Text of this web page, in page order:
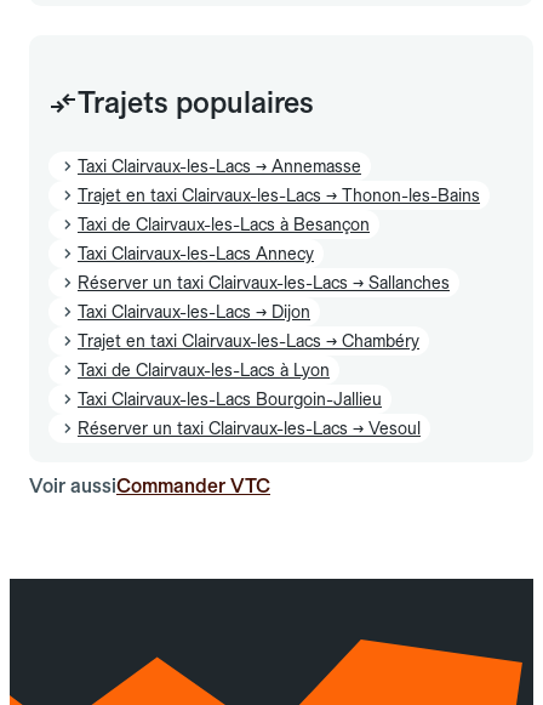
Trajets populaires
Taxi Clairvaux-les-Lacs → Annemasse
Trajet en taxi Clairvaux-les-Lacs → Thonon-les-Bains
Taxi de Clairvaux-les-Lacs à Besançon
Taxi Clairvaux-les-Lacs Annecy
Réserver un taxi Clairvaux-les-Lacs → Sallanches
Taxi Clairvaux-les-Lacs → Dijon
Trajet en taxi Clairvaux-les-Lacs → Chambéry
Taxi de Clairvaux-les-Lacs à Lyon
Taxi Clairvaux-les-Lacs Bourgoin-Jallieu
Réserver un taxi Clairvaux-les-Lacs → Vesoul
Voir aussiCommander VTC